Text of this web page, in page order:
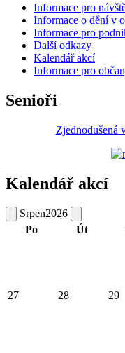
Informace pro
Informace o dění v
Informace pro
Další odkazy
Kalendář akcí
Informace pro
Senioři
Zjednodušená
Kalendář akcí
Srpen2026
Po
Út
27 28 29